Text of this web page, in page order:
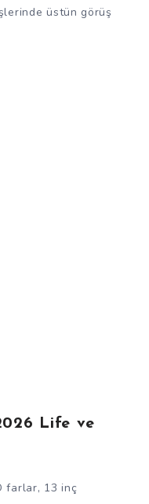
üstün görüş
Life ve
farlar, 13 inç